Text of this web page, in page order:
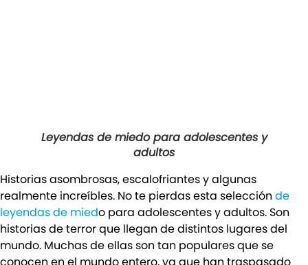
Leyendas de miedo para adolescentes y
adultos
Historias asombrosas, escalofriantes y algunas
realmente increíbles. No te pierdas esta selecciónde
leyendas de miedo para adolescentes y adultos. Son
historias de terror que llegan de distintos lugares del
mundo. Muchas de ellas son tan populares que se
conocen en el mundo entero, ya que han traspasado